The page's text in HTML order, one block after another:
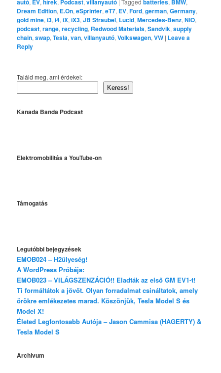
autó, EV, hírek, Podcast,villanyautó |Tagged batteries, BMW,
Dream Edition, E.On,eSprinter,eT7, EV,Ford,german,Germany,
gold mine,i3,i4,iX,iX3,JB Straubel, Lucid,Mercedes-Benz,NIO,
podcast,range,recycling, Redwood Materials,Sandvik,supply
chain,swap,Tesla,van,villanyautó,Volkswagen,VW | Leave a
Reply
Találd meg, ami érdekel:
Keress!
Kanada Banda Podcast
Elektromobilitás a YouTube-on
Támogatás
Legutóbbi bejegyzések
EMOB024 – H2ülyeség!
A WordPress Próbája:
EMOB023 – VILÁGSZENZÁCIÓ!! Eladták az első GM EV1-t!
Ti formáltátok a jövőt. Olyan forradalmat csináltatok, amely
örökre emlékezetes marad. Köszönjük, Tesla Model S és
Model X!
Életed Legfontosabb Autója – Jason Cammisa (HAGERTY) &
Tesla Model S
Archívum